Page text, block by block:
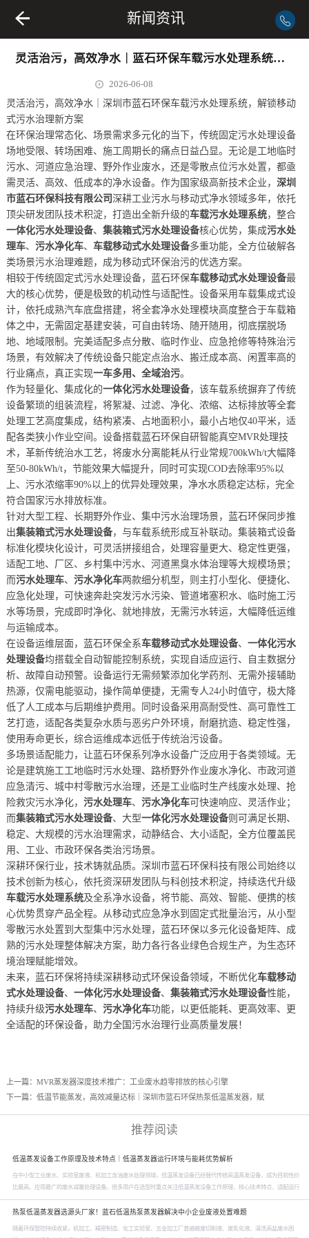
新闻资讯
灵活治污，高效净水｜蓝石环保车载污水处理系统，解锁移动式污水治理新方案
2026-06-08
灵活治污，高效净水｜深圳市蓝石环保车载污水处理系统，解锁移动
式污水治理新方案
在环保治理常态化、场景需求多元化的当下，传统固定污水处理设备
场地受限、转场困难、施工周期长的痛点日益凸显。无论是工地临时
污水、河道应急治理、野外作业废水，还是零散点位污水处置，都亟
需灵活、高效、低成本的净水设备。作为国家级高新技术企业， 深圳
市蓝石环保科技有限公司 深耕工业污水与移动式净水领域多年，依托
顶尖研发团队技术积淀，打造出全新升级的车载污水处理系统，整合
一体化污水处理设备、 集装箱式污水处理设备核心优势，集成污水处
理车、 污水净化车、 车载移动式水处理设备多重功能，全方位破解各
类场景污水治理难题，成为移动式环保治污的优选方案。
相较于传统固定式污水处理设备，蓝石环保车载移动式水处理设备最
大的核心优势，便是极致的机动性与适配性。设备采用车载集成式设
计，依托成熟汽车底盘搭建，将全套净水处理模块高度整合于车载箱
体之中，无需固定基建安装，可自由转场、随开随用，彻底摆脱场
地、地域限制。完美适配多点分散、临时作业、应急抢修等特殊治污
场景，有效解决了传统设备只能定点治水、搬迁成本高、闲置率高的
行业痛点，真正实现一车多用、全域治污。
作为轻量化、集成化的一体化污水处理设备，该车载系统摒弃了传统
设备繁琐的组装流程，将絮凝、过滤、净化、浓缩、达标排放等全套
处理工艺高度集成，结构紧凑、占地面积小，最小占地仅40平米，适
配各类狭小作业空间。设备搭载蓝石环保自研智能真空MVR处理技
术，革新传统治水工艺，将废水分离能耗从行业常规700kWh/t大幅降
至50-80kWh/t，节能效果大幅提升，同时可实现COD去除率95%以
上、污水浓缩率90%以上的优异处理效果，净水水质稳定达标，完全
符合国家污水排放标准。
针对大型工程、长期野外作业、集中污水治理场景，蓝石环保同步推
出集装箱式污水处理设备，与车载系统形成互补联动。集装箱式设备
标准化模块化设计，可灵活拼接组合，处理容量更大、稳定性更强，
适配工地、厂区、乡村集中污水、河道黑臭水体治理等大规模场景；
而污水处理车、 污水净化车两款细分机型，则主打小型化、便捷化、
应急化处理，可快速奔赴突发污水污染、管道堵塞积水、临时施工污
水等场景，完成即时净化、就地排放，无需污水转运，大幅降低运维
与运输成本。
在设备运维层面，蓝石环保全系车载移动式水处理设备、 一体化污水
处理设备均搭载全自动智能控制系统，实现自适应运行、自主数据分
析、故障自动预警。设备运行无需频繁添加化学药剂、无需外接辅助
热源，仅需电能驱动，操作简单便捷，无需专人24小时值守，极大降
低了人工成本与后期维护费用。同时设备采用高耐受性、高可靠性工
艺打造，适配各类复杂水质与恶劣户外环境，耐磨抗造、稳定性强，
使用寿命更长，综合运维成本远低于传统治污设备。
多场景适配能力，让蓝石环保系列净水设备广泛应用于各类领域。无
论是建筑施工工地临时污水处理、路桥野外作业废水净化、市政河道
应急清污、城中村零散污水治理，还是工业临时生产线废水处理、抢
险救灾污水净化， 污水处理车、 污水净化车可快速响应、灵活作业；
而集装箱式污水处理设备、大型一体化污水处理设备则可满足长期、
稳定、大规模的污水治理需求，动静结合、大小适配，全方位覆盖民
用、工业、市政环保各类治污场景。
深耕环保行业，技术铸就品质。深圳市蓝石环保科技有限公司始终以
技术创新为核心，依托资深研发团队与科创技术积淀，持续迭代升级
车载污水处理系统及全系净水设备，将节能、高效、智能、便携的核
心优势贯穿产品全程。从移动式应急净水到固定式批量治污，从小型
零散污水处置到大型集中污水处理，蓝石环保以多元化设备矩阵、成
熟的污水处理整体解决方案，助力各行各业绿色合规生产，为生态环
境治理赋能增效。
未来，蓝石环保将持续深耕移动式环保设备领域，不断优化车载移动
式水处理设备、 一体化污水处理设备、 集装箱式污水处理设备性能，
持续升级污水处理车、 污水净化车功能，以更低能耗、更高效率、更
全适配的环保设备，助力全国污水治理行业高质量发展！
上一篇： MVR蒸发器深度技术推广：工业废水趋零排放的核心引擎
下一篇： 低温节能蒸发，高效减量达标｜深圳市蓝石环保热泵低温蒸发器，赋
推荐阅读
低温蒸发设备工作原理及技术特点｜低温蒸发器运行环境与能耗优势解析
在中小型工业废水、实验室废液、机加工含油废水处理领域，低温蒸发设备已经替代传统高温蒸发设备，成为目前性价
比最高、应用最广的废水减量处理设备。很多用户在选型时重点关注低温蒸发设备工作原理、核心技术特点、适配运行
环境及实际运行能耗。深圳市蓝石环保科技有限公司作为专业废水低温蒸发器厂家，为大家全面解析低温蒸发器的核心
技术优势与实际运行参数，帮助企业精准选型、节能降本、合规治水。首先从低温蒸发设备工作原理...
热泵低温蒸发器选源头厂家！蓝石低温热泵蒸发器解决中小企业废液处置难题
随着环保管控持续收紧，机加工、精密制造、化工实验室、五金加工厂普遍被废切削液、废乳化液、清洗高盐废水困